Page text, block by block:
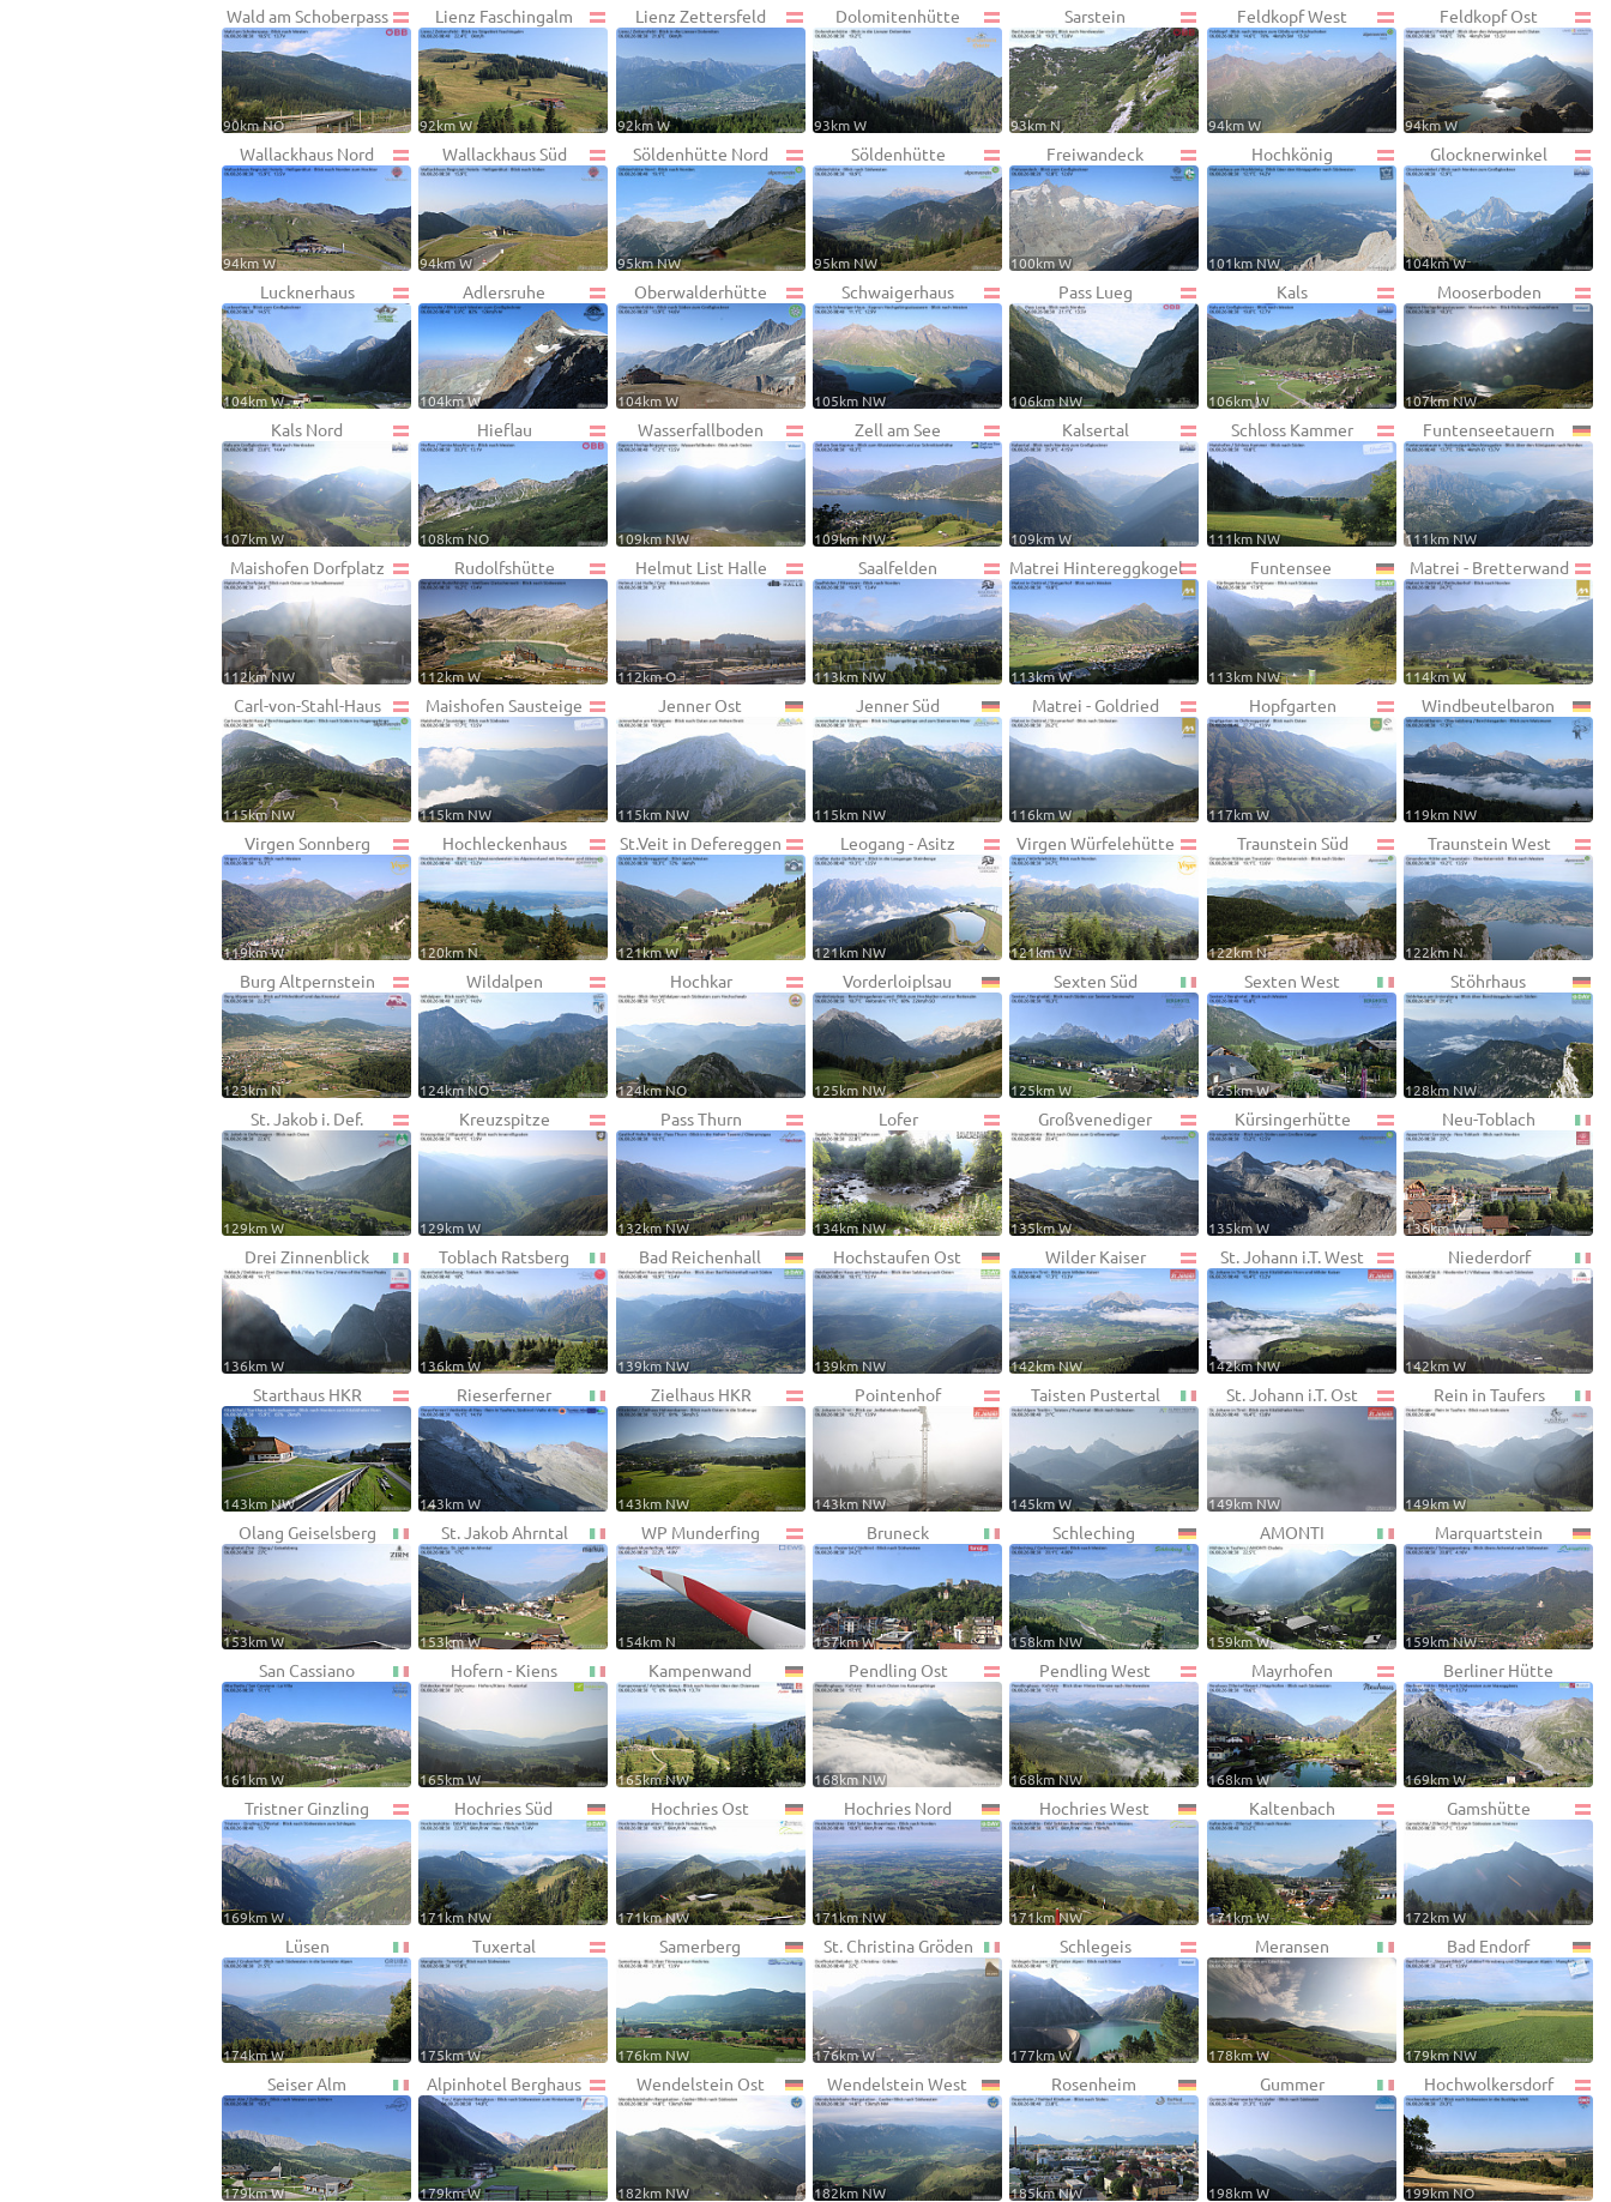
Wald am Schoberpass
90km NO
Lienz Faschingalm
92km W
Lienz Zettersfeld
92km W
Dolomitenhütte
93km W
Sarstein
93km N
Feldkopf West
94km W
Feldkopf Ost
94km W
Wallackhaus Nord
94km W
Wallackhaus Süd
94km W
Söldenhütte Nord
95km NW
Söldenhütte
95km NW
Freiwandeck
100km W
Hochkönig
101km NW
Glocknerwinkel
104km W
Lucknerhaus
104km W
Adlersruhe
104km W
Oberwalderhütte
104km W
Schwaigerhaus
105km NW
Pass Lueg
106km NW
Kals
106km W
Mooserboden
107km NW
Kals Nord
107km W
Hieflau
108km NO
Wasserfallboden
109km NW
Zell am See
109km NW
Kalsertal
109km W
Schloss Kammer
111km NW
Funtenseetauern
111km NW
Maishofen Dorfplatz
112km NW
Rudolfshütte
112km W
Helmut List Halle
112km O
Saalfelden
113km NW
Matrei Hintereggkogel
113km W
Funtensee
113km NW
Matrei - Bretterwand
114km W
Carl-von-Stahl-Haus
115km NW
Maishofen Sausteige
115km NW
Jenner Ost
115km NW
Jenner Süd
115km NW
Matrei - Goldried
116km W
Hopfgarten
117km W
Windbeutelbaron
119km NW
Virgen Sonnberg
119km W
Hochleckenhaus
120km N
St.Veit in Defereggen
121km W
Leogang - Asitz
121km NW
Virgen Würfelehütte
121km W
Traunstein Süd
122km N
Traunstein West
122km N
Burg Altpernstein
123km N
Wildalpen
124km NO
Hochkar
124km NO
Vorderloiplsau
125km NW
Sexten Süd
125km W
Sexten West
125km W
Stöhrhaus
128km NW
St. Jakob i. Def.
129km W
Kreuzspitze
129km W
Pass Thurn
132km NW
Lofer
134km NW
Großvenediger
135km W
Kürsingerhütte
135km W
Neu-Toblach
136km W
Drei Zinnenblick
136km W
Toblach Ratsberg
136km W
Bad Reichenhall
139km NW
Hochstaufen Ost
139km NW
Wilder Kaiser
142km NW
St. Johann i.T. West
142km NW
Niederdorf
142km W
Starthaus HKR
143km NW
Rieserferner
143km W
Zielhaus HKR
143km NW
Pointenhof
143km NW
Taisten Pustertal
145km W
St. Johann i.T. Ost
149km NW
Rein in Taufers
149km W
Olang Geiselsberg
153km W
St. Jakob Ahrntal
153km W
WP Munderfing
154km N
Bruneck
157km W
Schleching
158km NW
AMONTI
159km W
Marquartstein
159km NW
San Cassiano
161km W
Hofern - Kiens
165km W
Kampenwand
165km NW
Pendling Ost
168km NW
Pendling West
168km NW
Mayrhofen
168km W
Berliner Hütte
169km W
Tristner Ginzling
169km W
Hochries Süd
171km NW
Hochries Ost
171km NW
Hochries Nord
171km NW
Hochries West
171km NW
Kaltenbach
171km W
Gamshütte
172km W
Lüsen
174km W
Tuxertal
175km W
Samerberg
176km NW
St. Christina Gröden
176km W
Schlegeis
177km W
Meransen
178km W
Bad Endorf
179km NW
Seiser Alm
179km W
Alpinhotel Berghaus
179km W
Wendelstein Ost
182km NW
Wendelstein West
182km NW
Rosenheim
185km NW
Gummer
198km W
Hochwolkersdorf
199km NO